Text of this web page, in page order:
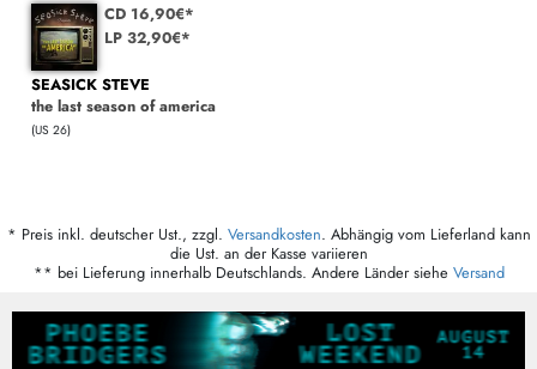
CD 16,90€*
LP 32,90€*
SEASICK STEVE
the last season of america
(US 26)
* Preis inkl. deutscher Ust., zzgl. Versandkosten. Abhängig vom Lieferland kann
die Ust. an der Kasse variieren
** bei Lieferung innerhalb Deutschlands. Andere Länder siehe Versand